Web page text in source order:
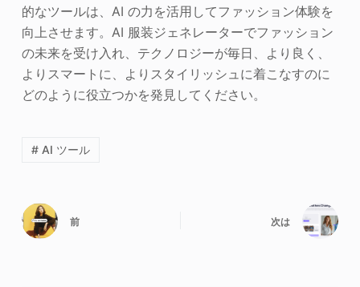
的なツールは、AI の力を活用してファッション体験を
向上させます。AI 服装ジェネレーターでファッション
の未来を受け入れ、テクノロジーが毎日、より良く、
よりスマートに、よりスタイリッシュに着こなすのに
どのように役立つかを発見してください。
# AI ツール
前 次は